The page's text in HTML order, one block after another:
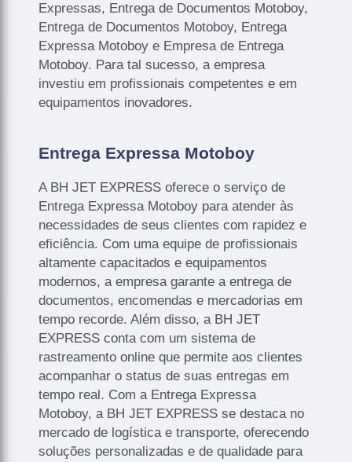
Expressas, Entrega de Documentos Motoboy,
Entrega de Documentos Motoboy, Entrega
Expressa Motoboy e Empresa de Entrega
Motoboy. Para tal sucesso, a empresa
investiu em profissionais competentes e em
equipamentos inovadores.
Entrega Expressa Motoboy
A BH JET EXPRESS oferece o serviço de
Entrega Expressa Motoboy para atender às
necessidades de seus clientes com rapidez e
eficiência. Com uma equipe de profissionais
altamente capacitados e equipamentos
modernos, a empresa garante a entrega de
documentos, encomendas e mercadorias em
tempo recorde. Além disso, a BH JET
EXPRESS conta com um sistema de
rastreamento online que permite aos clientes
acompanhar o status de suas entregas em
tempo real. Com a Entrega Expressa
Motoboy, a BH JET EXPRESS se destaca no
mercado de logística e transporte, oferecendo
soluções personalizadas e de qualidade para